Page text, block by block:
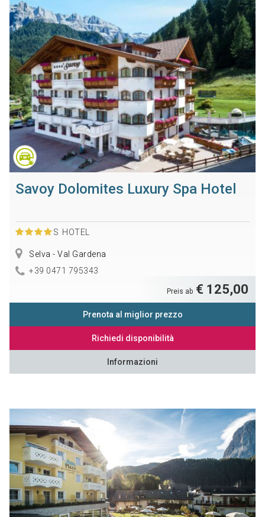
Savoy Dolomites Luxury Spa Hotel
S HOTEL
Selva - Val Gardena
+39 0471 795343
Preis ab € 125,00
Prenota al miglior prezzo
Richiedi disponibilità
Informazioni